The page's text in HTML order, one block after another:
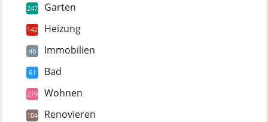
247 Garten
142 Heizung
48 Immobilien
61 Bad
279 Wohnen
104 Renovieren